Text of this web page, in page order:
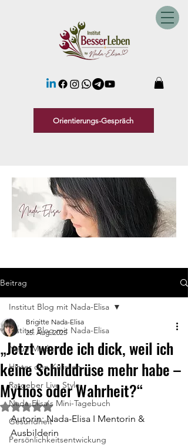
Orientierungs-Gespräch
Beitrag
Institut Blog mit Nada-Elisa
Neue Medizin
Hinter den Kulissen
Ratgeber Live Style
Nada-Elisa's Mini-Tagebuch
Gesundheit
Persönlichkeitsentwickung
Institut Blog mit Nada-Elisa
„Jetzt werde ich dick, weil ich
keine Schilddrüse mehr habe –
Mythos oder Wahrheit?“
Brigitte Nada-Elisa
25. Aug. 2025
Mit NaN von 5 Sternen bewertet.
Autorin: Nada-Elisa I Mentorin &
Ausbilderin